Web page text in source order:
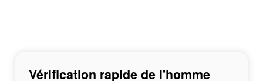
Vérification rapide de l'homme